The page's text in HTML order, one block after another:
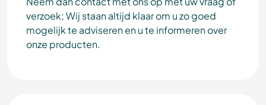
verzoek; Wij staan altijd klaar om u zo goed
mogelijk te adviseren en u te informeren over
onze producten.